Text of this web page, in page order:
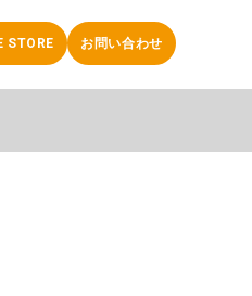
STORE お問い合わせ